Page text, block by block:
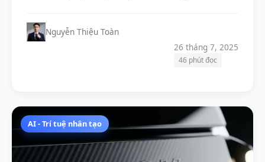
Nguyễn Thiệu Toàn
26 tháng 7, 2025
46 phút đọc
AI - Trí tuệ nhân tạo